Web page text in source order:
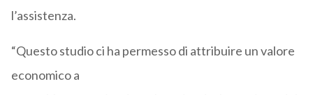
l’assistenza.
“Questo studio ci ha permesso di attribuire un valore
economico a